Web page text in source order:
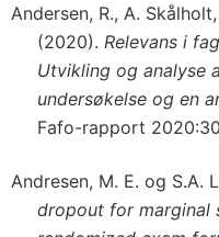
Andersen, R., A.
(2020). Relevans i
Utvikling og analyse
undersøkelse og en
Fafo-rapport
Andresen, M. E. og S.A.
dropout for marginal